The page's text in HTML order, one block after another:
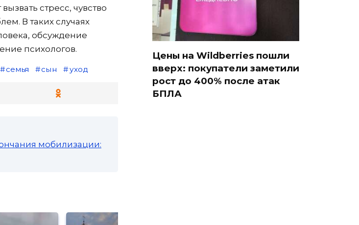
стресс, чувство
В таких случаях
обсуждение
психологов.
семья сын уход
мобилизации:
Цены на Wildberries пошли
вверх: покупатели заметили
рост до 400% после атак
БПЛА